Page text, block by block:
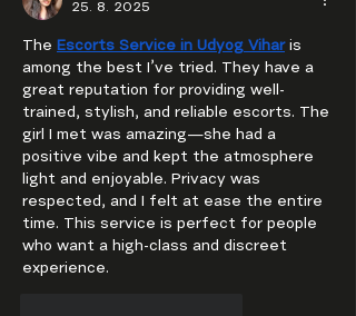
25. 8. 2025
The Escorts Service in Udyog Vihar is
among the best I’ve tried. They have a
great reputation for providing well-
trained, stylish, and reliable escorts. The
girl I met was amazing—she had a
positive vibe and kept the atmosphere
light and enjoyable. Privacy was
respected, and I felt at ease the entire
time. This service is perfect for people
who want a high-class and discreet
experience.